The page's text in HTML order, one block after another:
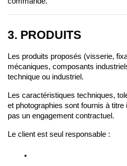
3. PRODUITS
Les produits proposés (visserie,
mécaniques, composants
technique ou industriel.
Les caractéristiques techniques,
et photographies sont fournis à
pas un engagement contractuel.
Le client est seul responsable :